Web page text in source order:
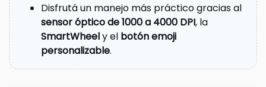
Disfrutá un manejo más práctico gracias al
sensor óptico de 1000 a 4000 DPI, la
SmartWheely el botón emoji
personalizable.